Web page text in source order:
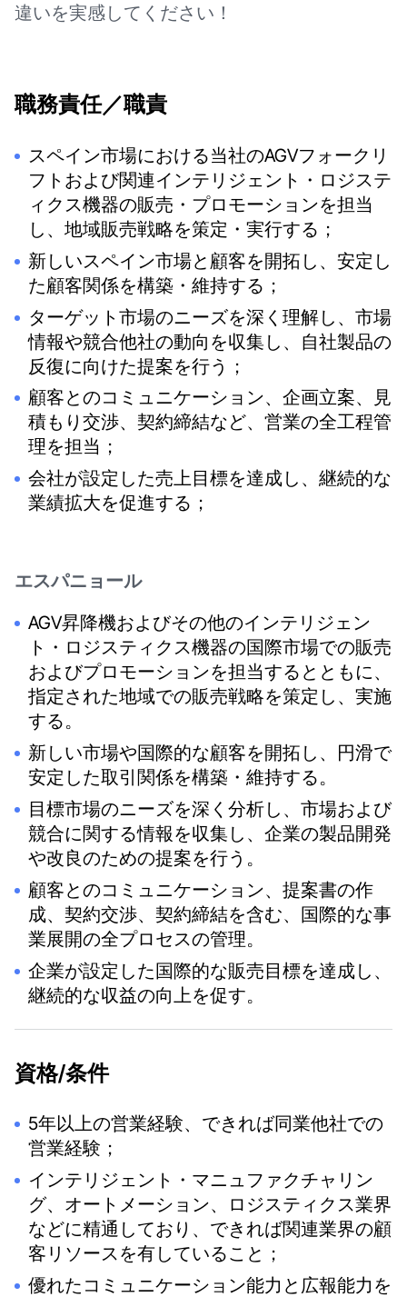
違いを実感してください！
職務責任／職責
スペイン市場における当社のAGVフォークリ
フトおよび関連インテリジェント・ロジステ
ィクス機器の販売・プロモーションを担当
し、地域販売戦略を策定・実行する；
新しいスペイン市場と顧客を開拓し、安定し
た顧客関係を構築・維持する；
ターゲット市場のニーズを深く理解し、市場
情報や競合他社の動向を収集し、自社製品の
反復に向けた提案を行う；
顧客とのコミュニケーション、企画立案、見
積もり交渉、契約締結など、営業の全工程管
理を担当；
会社が設定した売上目標を達成し、継続的な
業績拡大を促進する；
エスパニョール
AGV昇降機およびその他のインテリジェン
ト・ロジスティクス機器の国際市場での販売
およびプロモーションを担当するとともに、
指定された地域での販売戦略を策定し、実施
する。
新しい市場や国際的な顧客を開拓し、円滑で
安定した取引関係を構築・維持する。
目標市場のニーズを深く分析し、市場および
競合に関する情報を収集し、企業の製品開発
や改良のための提案を行う。
顧客とのコミュニケーション、提案書の作
成、契約交渉、契約締結を含む、国際的な事
業展開の全プロセスの管理。
企業が設定した国際的な販売目標を達成し、
継続的な収益の向上を促す。
資格/条件
5年以上の営業経験、できれば同業他社での
営業経験；
インテリジェント・マニュファクチャリン
グ、オートメーション、ロジスティクス業界
などに精通しており、できれば関連業界の顧
客リソースを有していること；
優れたコミュニケーション能力と広報能力を